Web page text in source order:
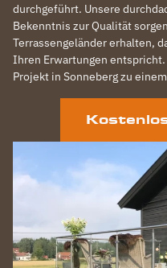
durchgeführt. Unsere
Bekenntnis zur Qualität
Terrassengeländer erhalten,
Ihren Erwartungen
Projekt in Sonneberg zu